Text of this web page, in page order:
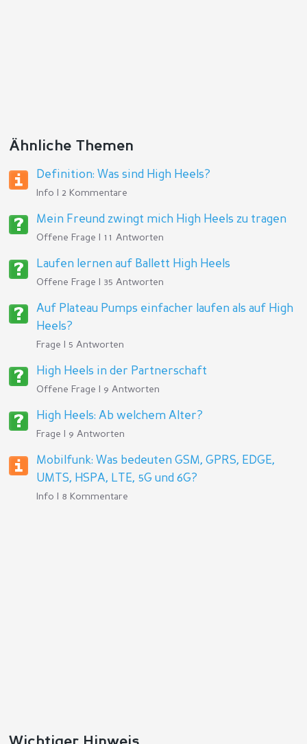
Ähnliche Themen
Definition: Was sind High Heels?
Info | 2 Kommentare
Mein Freund zwingt mich High Heels zu tragen
Offene Frage | 11 Antworten
Laufen lernen auf Ballett High Heels
Offene Frage | 35 Antworten
Auf Plateau Pumps einfacher laufen als auf High
Heels?
Frage | 5 Antworten
High Heels in der Partnerschaft
Offene Frage | 9 Antworten
High Heels: Ab welchem Alter?
Frage | 9 Antworten
Mobilfunk: Was bedeuten GSM, GPRS, EDGE,
UMTS, HSPA, LTE, 5G und 6G?
Info | 8 Kommentare